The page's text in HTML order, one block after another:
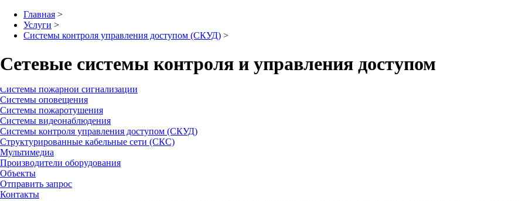
Заказать Звонок
+7(495)959-66-50
+7(499)237-38-13
О нас
О компании
Лицензии и сертификаты
Фотогалерея
Услуги
Системы пожарной сигнализации
Системы оповещения
Системы пожаротушения
Системы видеонаблюдения
Системы контроля управления доступом (СКУД)
Структурированные кабельные сети (СКС)
Мультимедиа
Производители оборудования
Объекты
Отправить запрос
Контакты
Главная >
Услуги >
Системы контроля управления доступом (СКУД) >
Сетевые системы контроля и управления доступом
установленным специальным программным обеспечением.
В таких системах каждая точка доступа, оснащенная считывателем / считывателями и другими периферийными устройствами,
подносит идентификатор к считывателю, то считыватель передает идентификационную информацию в центр и центр
Сетевые СКУДнеобходимы для больших объектов, там, где внедрение автономной СКУД не оправдано логически. Да,
кабелей до центрального компьютера.
Но вместе с этим
дистанционно.